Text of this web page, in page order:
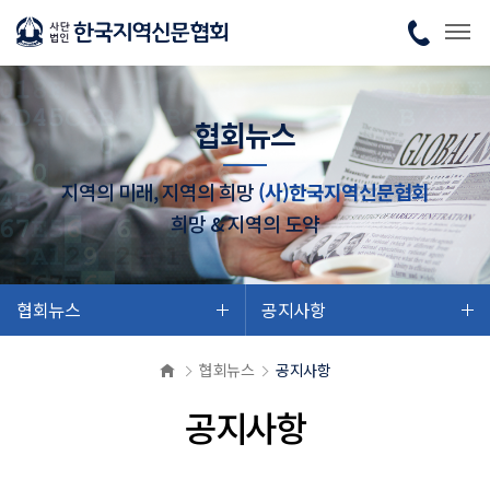
협회뉴스
지역의 미래, 지역의 희망(사)한국지역신문협회
희망 & 지역의 도약
협회뉴스 공지사항
협회뉴스 공지사항
공지사항